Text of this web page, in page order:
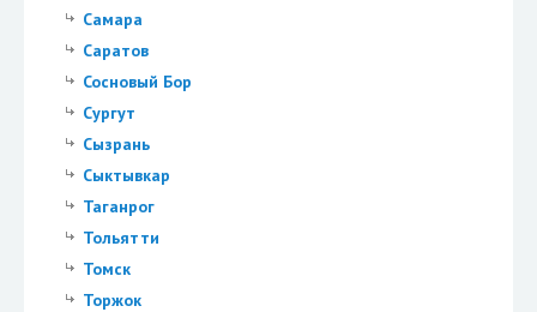
Самара
Саратов
Сосновый Бор
Сургут
Сызрань
Сыктывкар
Таганрог
Тольятти
Томск
Торжок